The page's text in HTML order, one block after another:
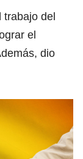
trabajo del
el
dio